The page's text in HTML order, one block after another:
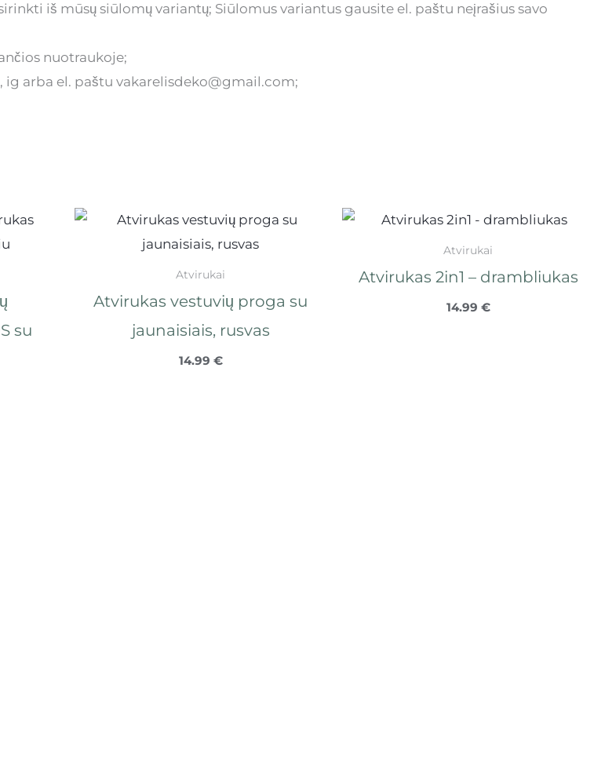
iš mūsų siūlomų variantų; Siūlomus variantus gausite el. paštu neįrašius savo
nuotraukoje;
arba el. paštu vakarelisdeko@gmail.com;
su
Atvirukai
Atvirukas vestuvių proga su
jaunaisiais, rusvas
14.99 €
Atvirukai
Atvirukas 2in1 – drambliukas
14.99 €